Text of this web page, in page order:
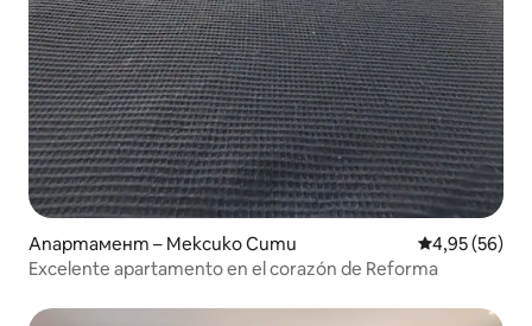
Апартамент – Мексико Сити Средна
4,95 (56)
Excelente apartamento en el corazón de Reforma